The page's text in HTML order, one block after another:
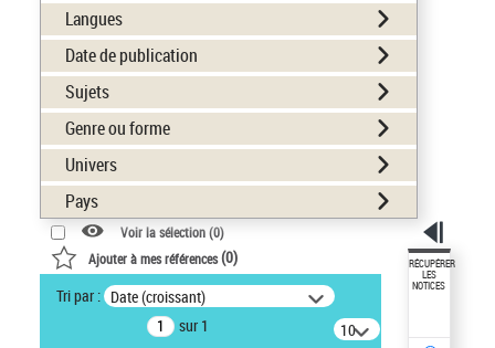
Langues
Date de publication
Sujets
Genre ou forme
Univers
Pays
Voir la sélection (0)
Ajouter à mes références(0)
Tri par : Date (croissant)
sur 1
10
RÉCUPÉRER
LES
NOTICES